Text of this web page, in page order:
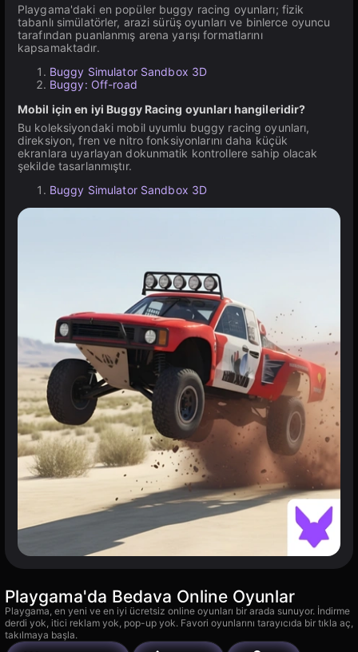
Playgama'daki en popüler buggy racing oyunları; fizik
tabanlı simülatörler, arazi sürüş oyunları ve binlerce oyuncu
tarafından puanlanmış arena yarışı formatlarını
kapsamaktadır.
Buggy Simulator Sandbox 3D
Buggy: Off-road
Mobil için en iyi Buggy Racing oyunları hangileridir?
Bu koleksiyondaki mobil uyumlu buggy racing oyunları,
direksiyon, fren ve nitro fonksiyonlarını daha küçük
ekranlara uyarlayan dokunmatik kontrollere sahip olacak
şekilde tasarlanmıştır.
Buggy Simulator Sandbox 3D
Playgama'da Bedava Online Oyunlar
Playgama, en yeni ve en iyi ücretsiz online oyunları bir arada sunuyor. İndirme
derdi yok, itici reklam yok, pop-up yok. Favori oyunlarını tarayıcıda bir tıkla aç,
takılmaya başla.